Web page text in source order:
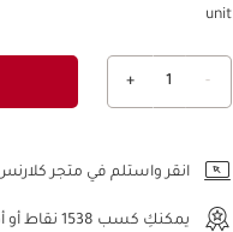
unit
-
1
+
انقر واستلم في متجر
يمكنكِ كسب 1538 نقاط أو